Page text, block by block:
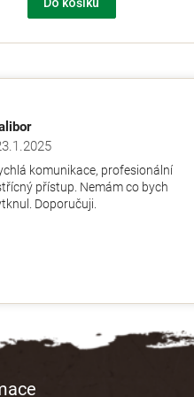
Do košíku
obchodu je 5 z 5 hvězdiček.
komunikace, profesionální
přístup. Nemám co bych
Doporučuji.